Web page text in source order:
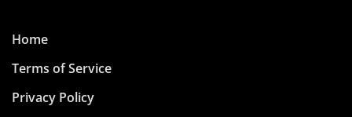
Home
Terms of Service
Privacy Policy